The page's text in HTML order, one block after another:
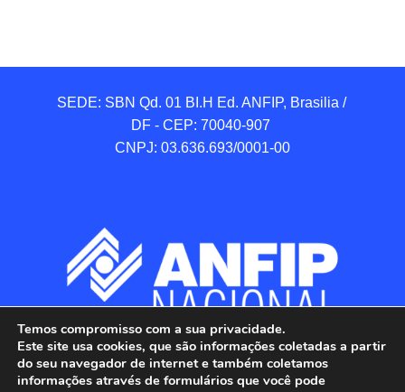
SEDE: SBN Qd. 01 BI.H Ed. ANFIP, Brasilia /
DF - CEP: 70040-907
CNPJ: 03.636.693/0001-00
Temos compromisso com a sua privacidade.
Este site usa cookies, que são informações coletadas a partir
do seu navegador de internet e também coletamos
informações através de formulários que você pode